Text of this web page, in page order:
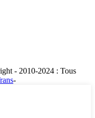
- 2010-2024 : Tous
-